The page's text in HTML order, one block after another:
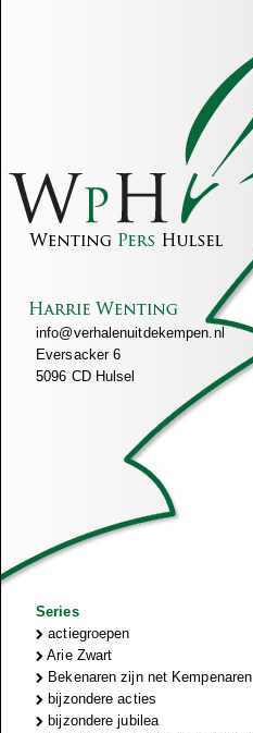
info@verhalenuitdekempen.nl
Eversacker 6
5096 CD Hulsel
Series
actiegroepen
Arie Zwart
Bekenaren zijn net Kempenaren
bijzondere acties
bijzondere jubilea